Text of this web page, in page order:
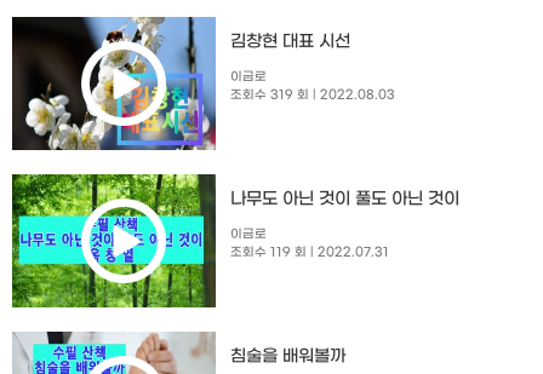
김창현 대표 시선
이금로
조회수 319 회
| 2022.08.03
나무도 아닌 것이 풀도 아닌 것이
이금로
조회수 119 회
| 2022.07.31
침술을 배워볼까